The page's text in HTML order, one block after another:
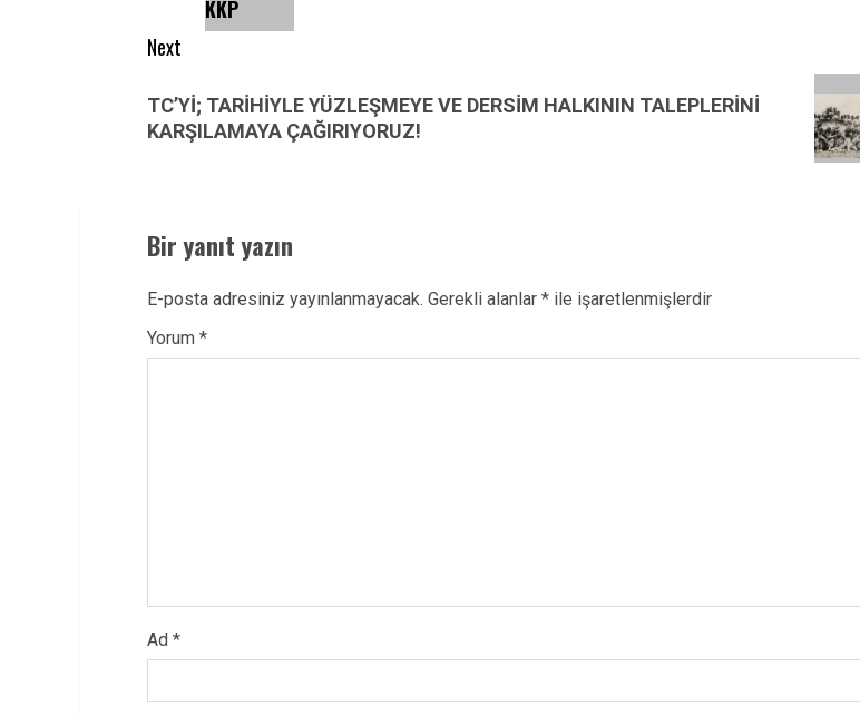
Next
post:
TC’Yİ; TARİHİYLE YÜZLEŞMEYE VE DERSİM HALKININ TALEPLERİNİ
KARŞILAMAYA ÇAĞIRIYORUZ!
Bir yanıt yazın
E-posta adresiniz yayınlanmayacak. Gerekli alanlar * ile işaretlenmişlerdir
Yorum *
Ad *